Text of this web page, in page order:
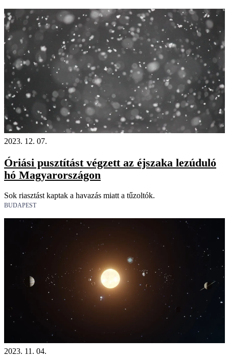
2023. 12. 07.
Óriási pusztítást végzett az éjszaka lezúduló
hó Magyarországon
Sok riasztást kaptak a havazás miatt a tűzoltók.
BUDAPEST
2023. 11. 04.